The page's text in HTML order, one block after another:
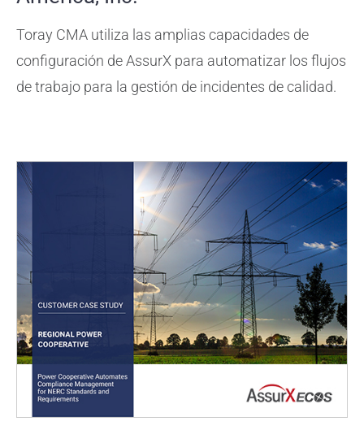
Toray CMA utiliza las amplias capacidades de
configuración de AssurX para automatizar los flujos
de trabajo para la gestión de incidentes de calidad.